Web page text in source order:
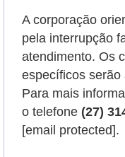
A corporação
pela interrupção
atendimento. Os
específicos serão
Para mais
o telefone (27)
[email protected].